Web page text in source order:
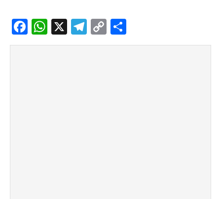
Facebook
WhatsApp
X Telegram
Copy
Link